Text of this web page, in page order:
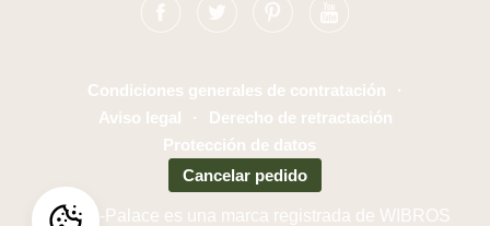
Condiciones generales de contratación
·
Aviso legal
·
Derecho de retractación
Protección de datos
Cancelar pedido
Cuckoo-Palace es una marca registrada de WIBROS